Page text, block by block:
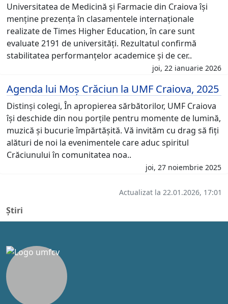
Știri
Universitatea de Medicină și Farmacie din Craiova își
menține prezența în clasamentele internaționale
realizate de Times Higher Education, în care sunt
evaluate 2191 de universități. Rezultatul confirmă
stabilitatea performanțelor academice și de cer..
joi, 22 ianuarie 2026
Agenda lui Moș Crăciun la UMF Craiova, 2025
Distinși colegi, În apropierea sărbătorilor, UMF Craiova
își deschide din nou porțile pentru momente de lumină,
muzică și bucurie împărtășită. Vă invităm cu drag să fiți
alături de noi la evenimentele care aduc spiritul
Crăciunului în comunitatea noa..
joi, 27 noiembrie 2025
Actualizat la 22.01.2026, 17:01